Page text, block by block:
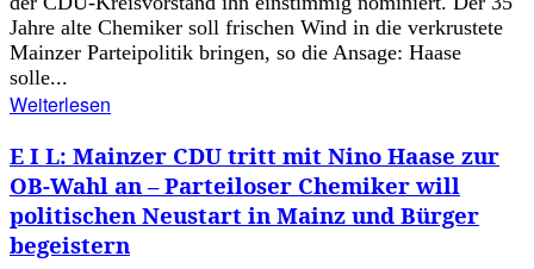
Jahre alte Chemiker soll frischen Wind in die verkrustete
Mainzer Parteipolitik bringen, so die Ansage: Haase
solle...
Weiterlesen
E I L: Mainzer CDU tritt mit Nino Haase zur
OB-Wahl an – Parteiloser Chemiker will
politischen Neustart in Mainz und Bürger
begeistern